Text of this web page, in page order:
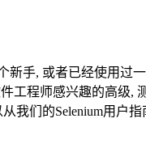
手, 或者已经使用过
程师感兴趣的高级,
我们的Selenium用户指